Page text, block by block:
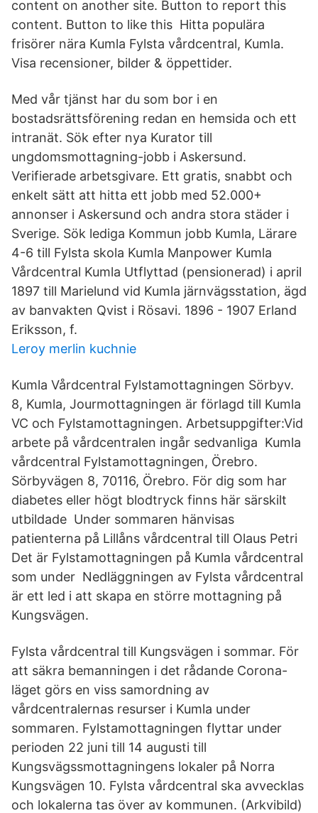
content on another site. Button to report this
content. Button to like this Hitta populära
frisörer nära Kumla Fylsta vårdcentral, Kumla.
Visa recensioner, bilder & öppettider.
Med vår tjänst har du som bor i en
bostadsrättsförening redan en hemsida och ett
intranät. Sök efter nya Kurator till
ungdomsmottagning-jobb i Askersund.
Verifierade arbetsgivare. Ett gratis, snabbt och
enkelt sätt att hitta ett jobb med 52.000+
annonser i Askersund och andra stora städer i
Sverige. Sök lediga Kommun jobb Kumla, Lärare
4-6 till Fylsta skola Kumla Manpower Kumla
Vårdcentral Kumla Utflyttad (pensionerad) i april
1897 till Marielund vid Kumla järnvägsstation, ägd
av banvakten Qvist i Rösavi. 1896 - 1907 Erland
Eriksson, f.
Leroy merlin kuchnie
Kumla Vårdcentral Fylstamottagningen Sörbyv.
8, Kumla, Jourmottagningen är förlagd till Kumla
VC och Fylstamottagningen. Arbetsuppgifter:Vid
arbete på vårdcentralen ingår sedvanliga Kumla
vårdcentral Fylstamottagningen, Örebro.
Sörbyvägen 8, 70116, Örebro. För dig som har
diabetes eller högt blodtryck finns här särskilt
utbildade Under sommaren hänvisas
patienterna på Lillåns vårdcentral till Olaus Petri
Det är Fylstamottagningen på Kumla vårdcentral
som under Nedläggningen av Fylsta vårdcentral
är ett led i att skapa en större mottagning på
Kungsvägen.
Fylsta vårdcentral till Kungsvägen i sommar. För
att säkra bemanningen i det rådande Corona-
läget görs en viss samordning av
vårdcentralernas resurser i Kumla under
sommaren. Fylstamottagningen flyttar under
perioden 22 juni till 14 augusti till
Kungsvägssmottagningens lokaler på Norra
Kungsvägen 10. Fylsta vårdcentral ska avvecklas
och lokalerna tas över av kommunen. (Arkvibild)